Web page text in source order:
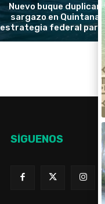
Nuevo buque
sargazo en Quintana
estrategia federal para
SÍGUENOS